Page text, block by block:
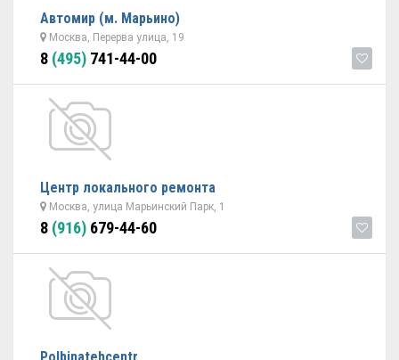
Автомир (м. Марьино)
Москва, Перерва улица, 19
8 (495) 741-44-00
Центр локального ремонта
Москва, улица Марьинский Парк, 1
8 (916) 679-44-60